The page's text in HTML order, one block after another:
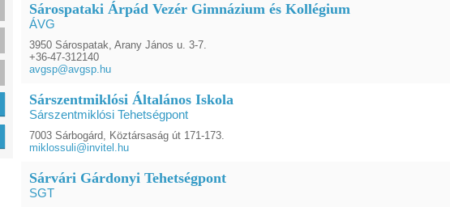
Sárospataki Árpád Vezér Gimnázium és Kollégium
ÁVG
3950 Sárospatak, Arany János u. 3-7.
+36-47-312140
avgsp@avgsp.hu
Sárszentmiklósi Általános Iskola
Sárszentmiklósi Tehetségpont
7003 Sárbogárd, Köztársaság út 171-173.
miklossuli@invitel.hu
Sárvári Gárdonyi Tehetségpont
SGT